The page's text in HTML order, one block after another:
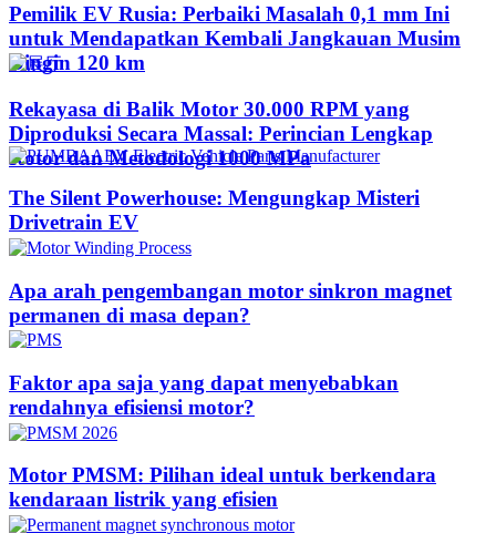
Pemilik EV Rusia: Perbaiki Masalah 0,1 mm Ini
untuk Mendapatkan Kembali Jangkauan Musim
Dingin 120 km
Rekayasa di Balik Motor 30.000 RPM yang
Diproduksi Secara Massal: Perincian Lengkap
Rotor dan Metodologi 1000 MPa
The Silent Powerhouse: Mengungkap Misteri
Drivetrain EV
Apa arah pengembangan motor sinkron magnet
permanen di masa depan?
Faktor apa saja yang dapat menyebabkan
rendahnya efisiensi motor?
Motor PMSM: Pilihan ideal untuk berkendara
kendaraan listrik yang efisien